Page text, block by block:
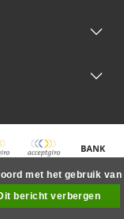
met het gebruik van
bericht verbergen